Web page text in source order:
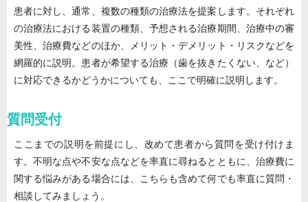
患者に対し、通常、複数の種類の治療法を提案します。それぞれ
の治療法における装置の種類、予想される治療期間、治療中の審
美性、治療費などのほか、メリット・デメリット・リスクなどを
網羅的に説明。患者が希望する治療（歯を抜きたくない、など）
に対応できるかどうかについても、ここで明確に説明します。
質問受付
ここまでの説明を前提にし、改めて患者から質問を受け付けま
す。不明な点や不安な点などを率直に尋ねるとともに、治療費に
関する悩みがある場合には、こちらも含めて何でも率直に質問・
相談してみましょう。